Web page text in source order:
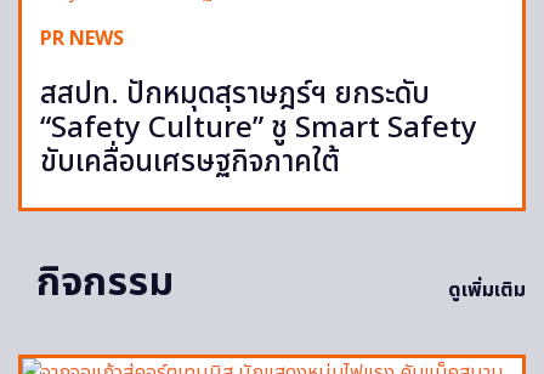
PR NEWS
สสปท. ปักหมุดสุราษฎร์ฯ ยกระดับ
“Safety Culture” ชู Smart Safety
ขับเคลื่อนเศรษฐกิจภาคใต้
กิจกรรม ดูเพิ่มเติม